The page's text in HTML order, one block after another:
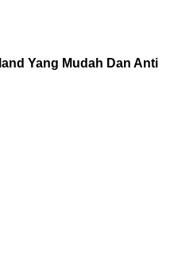
Yang Mudah Dan Anti